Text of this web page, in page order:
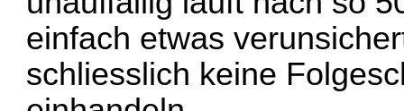
einfach etwas
schliesslich keine